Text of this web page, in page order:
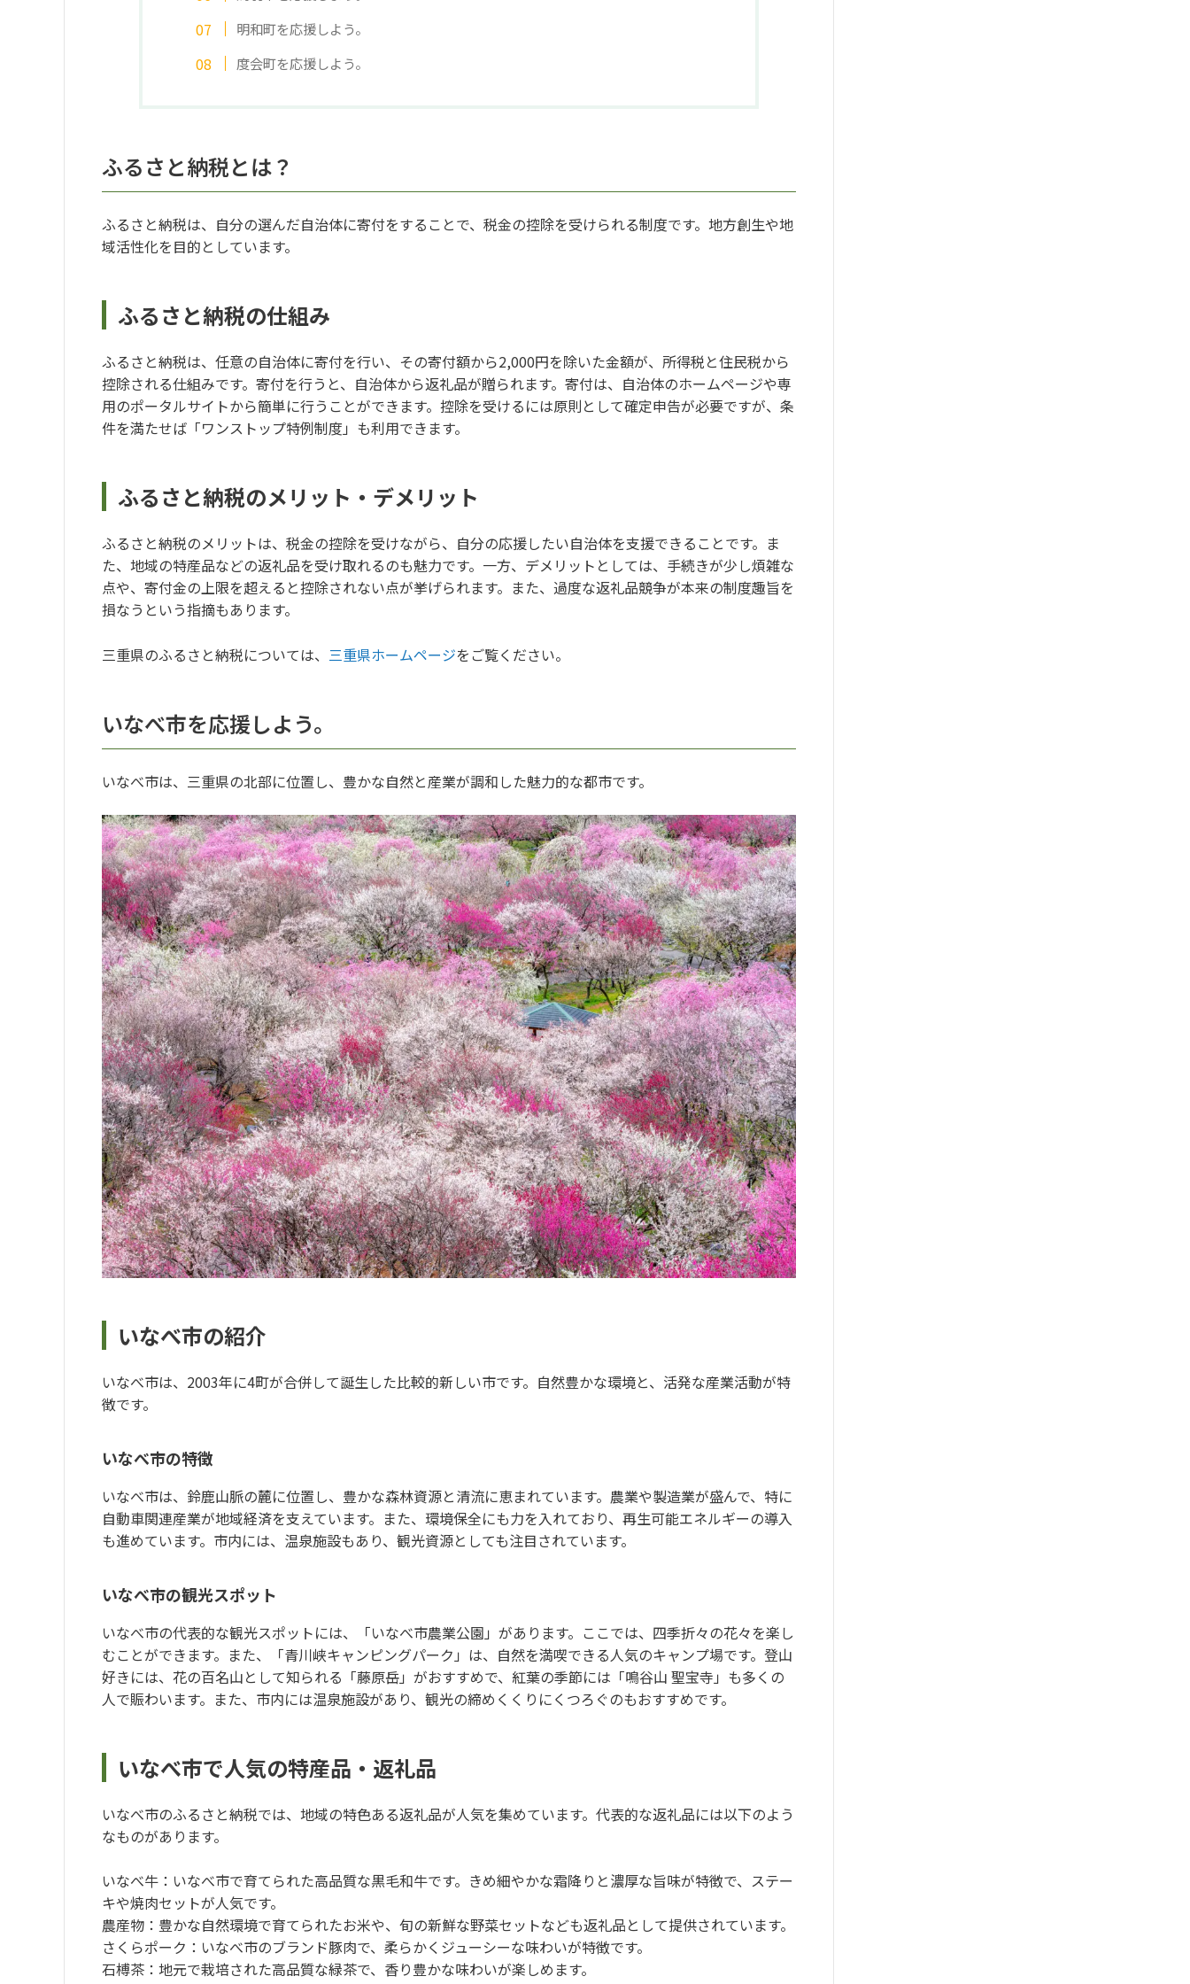
明和町を応援しよう。
度会町を応援しよう。
ふるさと納税とは？
ふるさと納税は、自分の選んだ自治体に寄付をすることで、税金の控除を受けられる制度です。地方創生や地
域活性化を目的としています。
ふるさと納税の仕組み
ふるさと納税は、任意の自治体に寄付を行い、その寄付額から2,000円を除いた金額が、所得税と住民税から
控除される仕組みです。寄付を行うと、自治体から返礼品が贈られます。寄付は、自治体のホームページや専
用のポータルサイトから簡単に行うことができます。控除を受けるには原則として確定申告が必要ですが、条
件を満たせば「ワンストップ特例制度」も利用できます。
ふるさと納税のメリット・デメリット
ふるさと納税のメリットは、税金の控除を受けながら、自分の応援したい自治体を支援できることです。ま
た、地域の特産品などの返礼品を受け取れるのも魅力です。一方、デメリットとしては、手続きが少し煩雑な
点や、寄付金の上限を超えると控除されない点が挙げられます。また、過度な返礼品競争が本来の制度趣旨を
損なうという指摘もあります。
三重県のふるさと納税については、 三重県ホームページをご覧ください。
いなべ市を応援しよう。
いなべ市は、三重県の北部に位置し、豊かな自然と産業が調和した魅力的な都市です。
いなべ市の紹介
いなべ市は、2003年に4町が合併して誕生した比較的新しい市です。自然豊かな環境と、活発な産業活動が特
徴です。
いなべ市の特徴
いなべ市は、鈴鹿山脈の麓に位置し、豊かな森林資源と清流に恵まれています。農業や製造業が盛んで、特に
自動車関連産業が地域経済を支えています。また、環境保全にも力を入れており、再生可能エネルギーの導入
も進めています。市内には、温泉施設もあり、観光資源としても注目されています。
いなべ市の観光スポット
いなべ市の代表的な観光スポットには、「いなべ市農業公園」があります。ここでは、四季折々の花々を楽し
むことができます。また、「青川峡キャンピングパーク」は、自然を満喫できる人気のキャンプ場です。登山
好きには、花の百名山として知られる「藤原岳」がおすすめで、紅葉の季節には「鳴谷山 聖宝寺」も多くの
人で賑わいます。また、市内には温泉施設があり、観光の締めくくりにくつろぐのもおすすめです。
いなべ市で人気の特産品・返礼品
いなべ市のふるさと納税では、地域の特色ある返礼品が人気を集めています。代表的な返礼品には以下のよう
なものがあります。
いなべ牛：いなべ市で育てられた高品質な黒毛和牛です。きめ細やかな霜降りと濃厚な旨味が特徴で、ステー
キや焼肉セットが人気です。
農産物：豊かな自然環境で育てられたお米や、旬の新鮮な野菜セットなども返礼品として提供されています。
さくらポーク：いなべ市のブランド豚肉で、柔らかくジューシーな味わいが特徴です。
石榑茶：地元で栽培された高品質な緑茶で、香り豊かな味わいが楽しめます。